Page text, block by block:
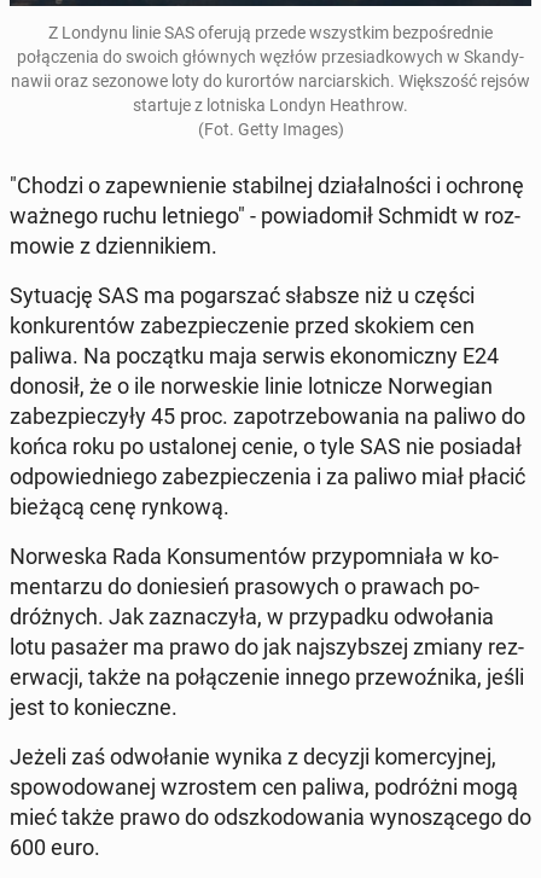
Z Londynu linie SAS oferują przede wszys­tkim bezpośred­nie
połączenia do swoich głównych węzłów prze­si­ad­kowych w Skan­dy­
nawii oraz se­zonowe loty do kurortów nar­cia­rs­kich. Więk­szość rejsów
star­tu­je z lot­niska Londyn Heathrow.
(Fot. Getty Images)
"Chodzi o za­pewnie­nie sta­bil­nej dzi­ałal­noś­ci i ochronę
ważnego ruchu let­niego" - powiadomił Schmidt w roz­
mowie z dzi­en­nikiem.
Sytu­ację SAS ma pog­a­rszać słabsze niż u części
konkuren­tów zabez­piecze­nie przed skokiem cen
paliwa. Na początku maja serwis eko­nom­iczny E24
donosił, że o ile nor­weskie linie lot­nicze Nor­we­gian
zabez­pieczyły 45 proc. za­potrze­bowa­nia na paliwo do
końca roku po ustalonej cenie, o tyle SAS nie posi­adał
odpowied­niego zabez­pieczenia i za paliwo miał płacić
bieżącą cenę rynkową.
Nor­wes­ka Rada Kon­sumen­tów przy­pom­ni­ała w ko­
men­tarzu do doniesień pra­sowych o prawach po­
dróżnych. Jak za­z­naczyła, w przy­pad­ku odwoła­nia
lotu pasażer ma prawo do jak na­jszyb­szej zmiany rez­
erwacji, także na połącze­nie innego prze­woźni­ka, jeśli
jest to konieczne.
Jeżeli zaś odwołanie wynika z decyzji komer­cyjnej,
spowodowanej wzrostem cen paliwa, po­dróżni mogą
mieć także prawo do odszkodowa­nia wynoszącego do
600 euro.